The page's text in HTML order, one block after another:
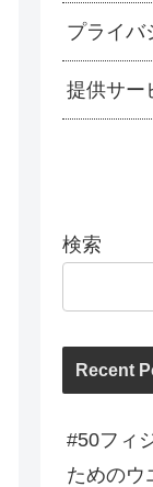
プライバ
提供サー
検索
Recent
#50フィ
ためのウ